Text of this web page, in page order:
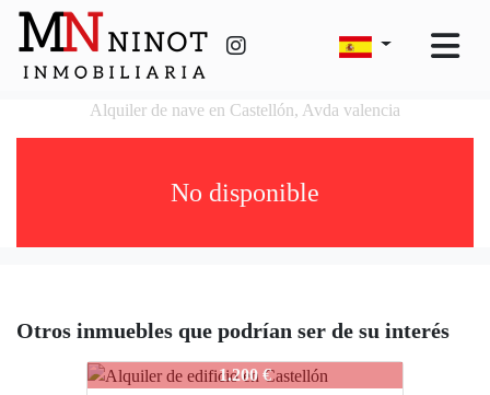
Alquiler de nave en Castellón, Avda valencia
No disponible
Otros inmuebles que podrían ser de su interés
63
1.200 €